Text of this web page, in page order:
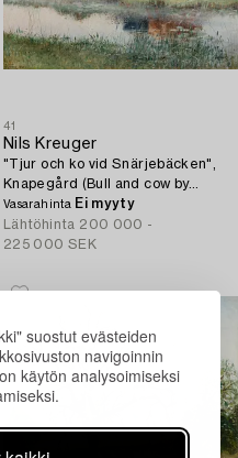
suostut evästeiden
navigoinnin
käytön analysoimiseksi
41
Nils Kreuger
"Tjur och ko vid Snärjebäcken",
Knapegård (Bull and cow by
Snärjebäcken, Knapegård).
Vasarahinta Ei myyty
Lähtöhinta 200 000 -
225 000 SEK